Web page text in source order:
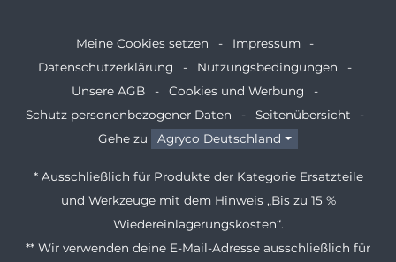
Meine Cookies setzen
Impressum
Datenschutzerklärung
Nutzungsbedingungen
Unsere AGB
Cookies und Werbung
Schutz personenbezogener Daten
Seitenübersicht
Gehe zu
Agryco Deutschland
* Ausschließlich für Produkte der Kategorie Ersatzteile
und Werkzeuge mit dem Hinweis „Bis zu 15 %
Wiedereinlagerungskosten“.
** Wir verwenden deine E-Mail-Adresse ausschließlich für